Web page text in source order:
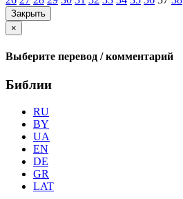
Закрыть
×
Выберите перевод / комментарий
Библии
RU
BY
UA
EN
DE
GR
LAT